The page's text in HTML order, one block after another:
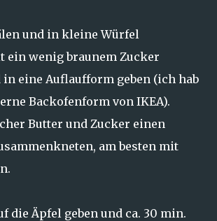
und in kleine Würfel
ein wenig braunem Zucker
in eine Auflaufform geben (ich hab
Backofenform von IKEA).
Butter und Zucker einen
am besten mit
die Äpfel geben und ca. 30 min.